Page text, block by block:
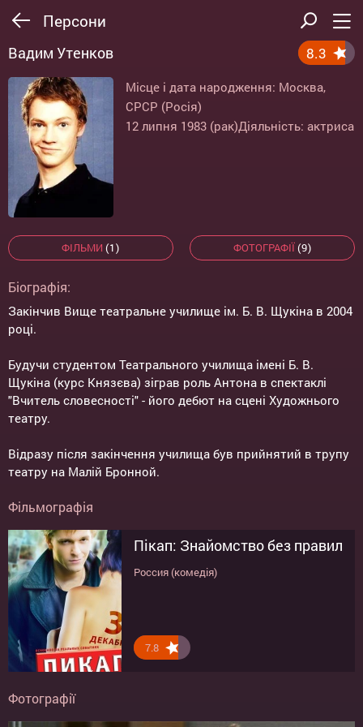
Персони
Вадим Утенков 8.3
Місце і дата народження: Москва,
СРСР (Росія)
12 липня 1983 (рак)Діяльність: актриса
ФІЛЬМИ (1) ФОТОГРАФІЇ(9)
Біографія:
Закінчив Вище театральне училище ім. Б. В. Щукіна в 2004
році.
Будучи студентом Театрального училища імені Б. В.
Щукіна (курс Князєва) зіграв роль Антона в спектаклі
"Вчитель словесності" - його дебют на сцені Художнього
театру.
Відразу після закінчення училища був прийнятий в трупу
театру на Малій Бронной.
Фільмографія
Пікап: Знайомство без правил
Россия (комедія)
7.8
Фотографії